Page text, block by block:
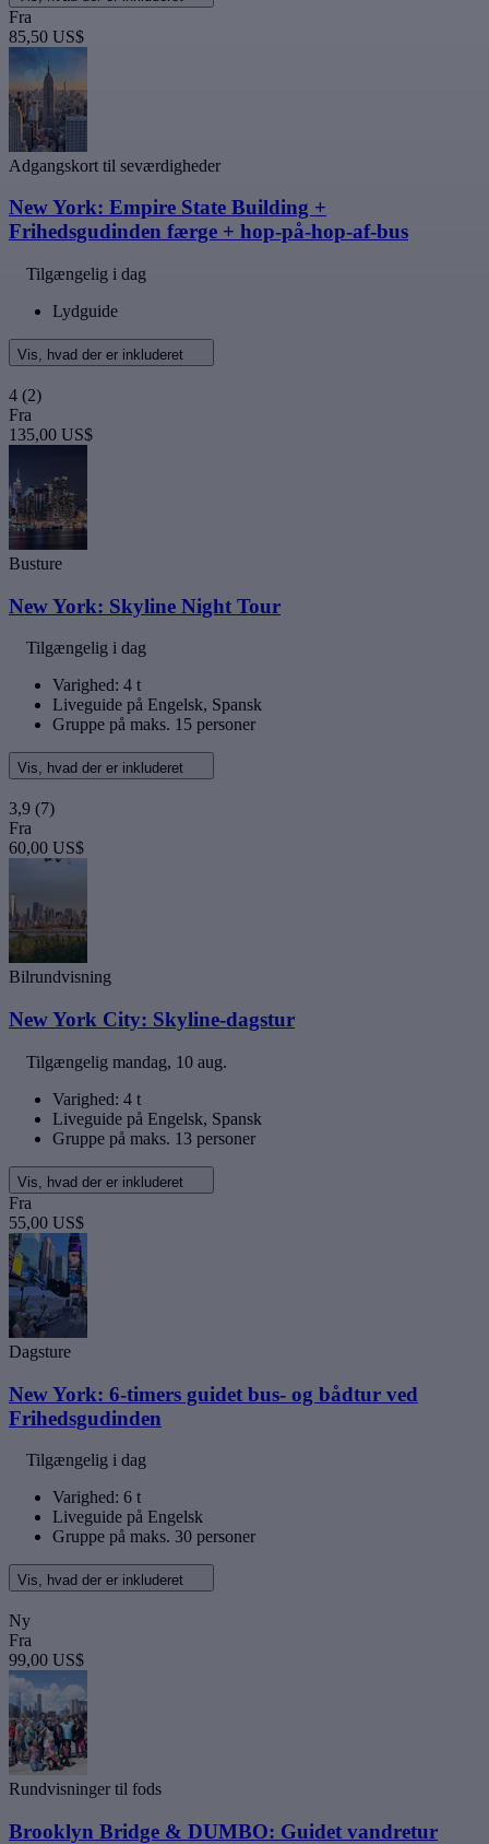
Fra
85,50 US$
Adgangskort til seværdigheder
New York: Empire State Building +
Frihedsgudinden færge + hop-på-hop-af-bus
Tilgængelig i dag
Lydguide
Vis, hvad der er inkluderet
4 (2)
Fra
135,00 US$
Busture
New York: Skyline Night Tour
Tilgængelig i dag
Varighed: 4 t
Liveguide på Engelsk, Spansk
Gruppe på maks. 15 personer
Vis, hvad der er inkluderet
3,9 (7)
Fra
60,00 US$
Bilrundvisning
New York City: Skyline-dagstur
Tilgængelig mandag, 10 aug.
Varighed: 4 t
Liveguide på Engelsk, Spansk
Gruppe på maks. 13 personer
Vis, hvad der er inkluderet
Fra
55,00 US$
Dagsture
New York: 6-timers guidet bus- og bådtur ved
Frihedsgudinden
Tilgængelig i dag
Varighed: 6 t
Liveguide på Engelsk
Gruppe på maks. 30 personer
Vis, hvad der er inkluderet
Ny
Fra
99,00 US$
Rundvisninger til fods
Brooklyn Bridge & DUMBO: Guidet vandretur